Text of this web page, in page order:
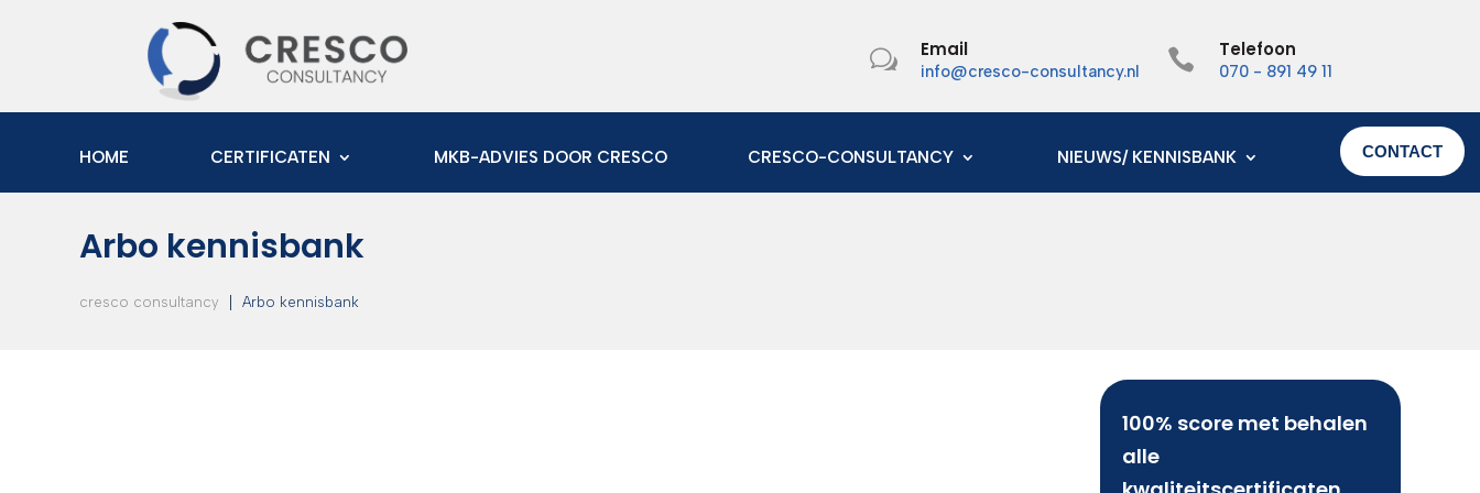
w Email
info@cresco-consultancy.nl  Telefoon
070 - 891 49 11
HOME CERTIFICATEN MKB-ADVIES DOOR CRESCO CRESCO-CONSULTANCY NIEUWS/ KENNISBANK CONTACT
Arbo kennisbank
cresco consultancy | Arbo kennisbank
100% score met behalen
alle